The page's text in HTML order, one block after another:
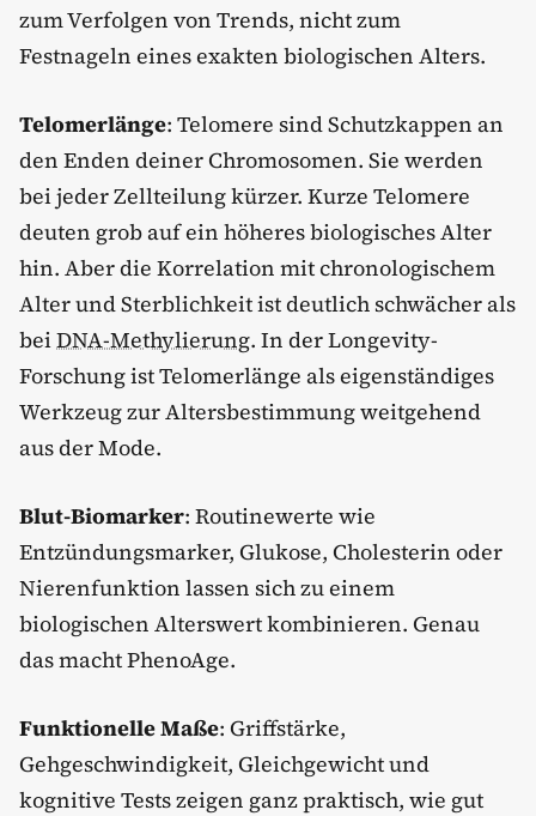
zum Verfolgen von Trends, nicht zum
Festnageln eines exakten biologischen Alters.
Telomerlänge: Telomere sind Schutzkappen an
den Enden deiner Chromosomen. Sie werden
bei jeder Zellteilung kürzer. Kurze Telomere
deuten grob auf ein höheres biologisches Alter
hin. Aber die Korrelation mit chronologischem
Alter und Sterblichkeit ist deutlich schwächer als
beiDNA-Methylierung. In der Longevity-
Forschung ist Telomerlänge als eigenständiges
Werkzeug zur Altersbestimmung weitgehend
aus der Mode.
Blut-Biomarker: Routinewerte wie
Entzündungsmarker, Glukose, Cholesterin oder
Nierenfunktion lassen sich zu einem
biologischen Alterswert kombinieren. Genau
das macht PhenoAge.
Funktionelle Maße: Griffstärke,
Gehgeschwindigkeit, Gleichgewicht und
kognitive Tests zeigen ganz praktisch, wie gut